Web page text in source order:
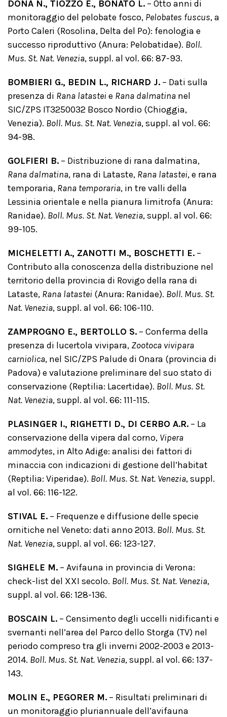
DONÀ N., TIOZZO E., BONATO L. – Otto anni di
monitoraggio del pelobate fosco, Pelobates fuscus, a
Porto Caleri (Rosolina, Delta del Po): fenologia e
successo riproduttivo (Anura: Pelobatidae). Boll.
Mus. St. Nat. Venezia, suppl. al vol. 66: 87-93.
BOMBIERI G., BEDIN L., RICHARD J. – Dati sulla
presenza di Rana latasteie Rana dalmatina nel
SIC/ZPS IT3250032 Bosco Nordio (Chioggia,
Venezia). Boll. Mus. St. Nat. Venezia, suppl. al vol. 66:
94-98.
GOLFIERI B. – Distribuzione di rana dalmatina,
Rana dalmatina, rana di Lataste, Rana latastei, e rana
temporaria, Rana temporaria, in tre valli della
Lessinia orientale e nella pianura limitrofa (Anura:
Ranidae). Boll. Mus. St. Nat. Venezia, suppl. al vol. 66:
99-105.
MICHELETTI A., ZANOTTI M., BOSCHETTI E. –
Contributo alla conoscenza della distribuzione nel
territorio della provincia di Rovigo della rana di
Lataste, Rana latastei (Anura: Ranidae). Boll. Mus. St.
Nat. Venezia, suppl. al vol. 66: 106-110.
ZAMPROGNO E., BERTOLLO S. – Conferma della
presenza di lucertola vivipara, Zootoca vivipara
carniolica, nel SIC/ZPS Palude di Onara (provincia di
Padova) e valutazione preliminare del suo stato di
conservazione (Reptilia: Lacertidae). Boll. Mus. St.
Nat. Venezia, suppl. al vol. 66: 111-115.
PLASINGER I., RIGHETTI D., DI CERBO A.R. – La
conservazione della vipera dal corno, Vipera
ammodytes, in Alto Adige: analisi dei fattori di
minaccia con indicazioni di gestione dell’habitat
(Reptilia: Viperidae). Boll. Mus. St. Nat. Venezia, suppl.
al vol. 66: 116-122.
STIVAL E. – Frequenze e diffusione delle specie
ornitiche nel Veneto: dati anno 2013. Boll. Mus. St.
Nat. Venezia, suppl. al vol. 66: 123-127.
SIGHELE M. – Avifauna in provincia di Verona:
check-list del XXI secolo. Boll. Mus. St. Nat. Venezia,
suppl. al vol. 66: 128-136.
BOSCAIN L. – Censimento degli uccelli nidificanti e
svernanti nell’area del Parco dello Storga (TV) nel
periodo compreso tra gli inverni 2002-2003 e 2013-
2014. Boll. Mus. St. Nat. Venezia, suppl. al vol. 66: 137-
143.
MOLIN E., PEGORER M. – Risultati preliminari di
un monitoraggio pluriannuale dell’avifauna